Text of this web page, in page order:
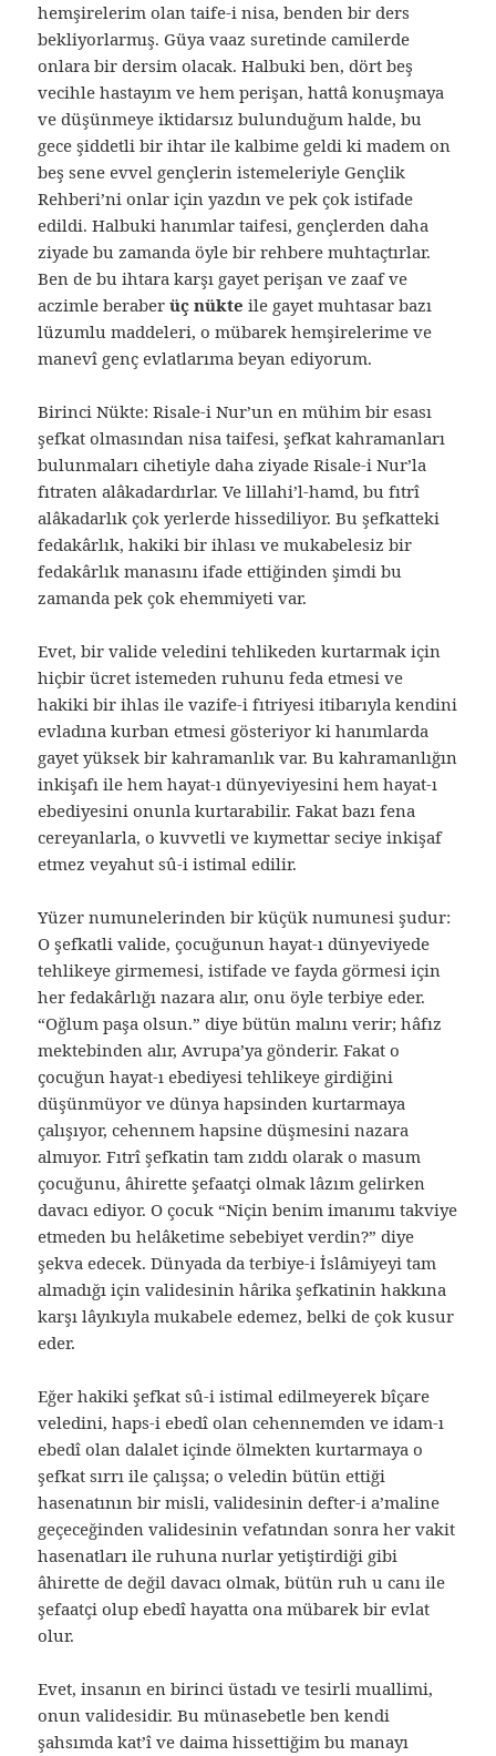
hemşirelerim olan taife-i nisa, benden bir ders
bekliyorlarmış. Güya vaaz suretinde camilerde
onlara bir dersim olacak. Halbuki ben, dört beş
vecihle hastayım ve hem perişan, hattâ konuşmaya
ve düşünmeye iktidarsız bulunduğum halde, bu
gece şiddetli bir ihtar ile kalbime geldi ki madem on
beş sene evvel gençlerin istemeleriyle Gençlik
Rehberi’ni onlar için yazdın ve pek çok istifade
edildi. Halbuki hanımlar taifesi, gençlerden daha
ziyade bu zamanda öyle bir rehbere muhtaçtırlar.
Ben de bu ihtara karşı gayet perişan ve zaaf ve
aczimle beraberüç nükte ile gayet muhtasar bazı
lüzumlu maddeleri, o mübarek hemşirelerime ve
manevî genç evlatlarıma beyan ediyorum.
Birinci Nükte: Risale-i Nur’un en mühim bir esası
şefkat olmasından nisa taifesi, şefkat kahramanları
bulunmaları cihetiyle daha ziyade Risale-i Nur’la
fıtraten alâkadardırlar. Ve lillahi’l-hamd, bu fıtrî
alâkadarlık çok yerlerde hissediliyor. Bu şefkatteki
fedakârlık, hakiki bir ihlası ve mukabelesiz bir
fedakârlık manasını ifade ettiğinden şimdi bu
zamanda pek çok ehemmiyeti var.
Evet, bir valide veledini tehlikeden kurtarmak için
hiçbir ücret istemeden ruhunu feda etmesi ve
hakiki bir ihlas ile vazife-i fıtriyesi itibarıyla kendini
evladına kurban etmesi gösteriyor ki hanımlarda
gayet yüksek bir kahramanlık var. Bu kahramanlığın
inkişafı ile hem hayat-ı dünyeviyesini hem hayat-ı
ebediyesini onunla kurtarabilir. Fakat bazı fena
cereyanlarla, o kuvvetli ve kıymettar seciye inkişaf
etmez veyahut sû-i istimal edilir.
Yüzer numunelerinden bir küçük numunesi şudur:
O şefkatli valide, çocuğunun hayat-ı dünyeviyede
tehlikeye girmemesi, istifade ve fayda görmesi için
her fedakârlığı nazara alır, onu öyle terbiye eder.
“Oğlum paşa olsun.” diye bütün malını verir; hâfız
mektebinden alır, Avrupa’ya gönderir. Fakat o
çocuğun hayat-ı ebediyesi tehlikeye girdiğini
düşünmüyor ve dünya hapsinden kurtarmaya
çalışıyor, cehennem hapsine düşmesini nazara
almıyor. Fıtrî şefkatin tam zıddı olarak o masum
çocuğunu, âhirette şefaatçi olmak lâzım gelirken
davacı ediyor. O çocuk “Niçin benim imanımı takviye
etmeden bu helâketime sebebiyet verdin?” diye
şekva edecek. Dünyada da terbiye-i İslâmiyeyi tam
almadığı için validesinin hârika şefkatinin hakkına
karşı lâyıkıyla mukabele edemez, belki de çok kusur
eder.
Eğer hakiki şefkat sû-i istimal edilmeyerek bîçare
veledini, haps-i ebedî olan cehennemden ve idam-ı
ebedî olan dalalet içinde ölmekten kurtarmaya o
şefkat sırrı ile çalışsa; o veledin bütün ettiği
hasenatının bir misli, validesinin defter-i a’maline
geçeceğinden validesinin vefatından sonra her vakit
hasenatları ile ruhuna nurlar yetiştirdiği gibi
âhirette de değil davacı olmak, bütün ruh u canı ile
şefaatçi olup ebedî hayatta ona mübarek bir evlat
olur.
Evet, insanın en birinci üstadı ve tesirli muallimi,
onun validesidir. Bu münasebetle ben kendi
şahsımda kat’î ve daima hissettiğim bu manayı